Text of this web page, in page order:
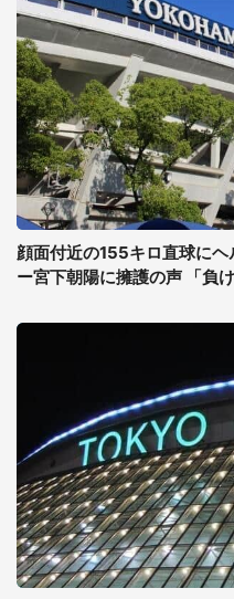
顔面付近の155キロ直球に
ー宮下朝陽に擁護の声 「負